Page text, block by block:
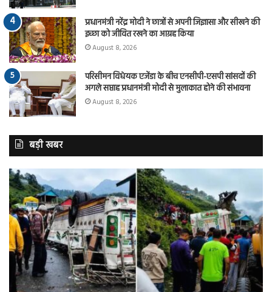
प्रधानमंत्री नरेंद्र मोदी ने छात्रों से अपनी जिज्ञासा और सीखने की
इच्छा को जीवित रखने का आग्रह किया
August 8, 2026
परिसीमन विधेयक एजेंडा के बीच एनसीपी-एसपी सांसदों की
अगले सप्ताह प्रधानमंत्री मोदी से मुलाकात होने की संभावना
August 8, 2026
बड़ी खबर